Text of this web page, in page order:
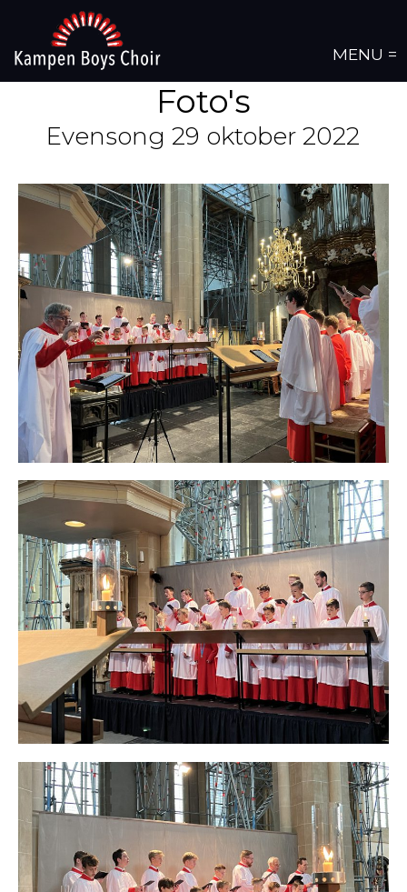
MENU =
Foto's
Evensong 29 oktober 2022